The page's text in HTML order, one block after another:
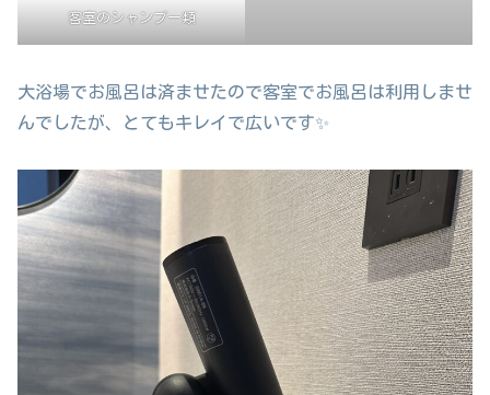
客室のシャンプー類
大浴場でお風呂は済ませたので客室でお風呂は利用しませ
んでしたが、とてもキレイで広いです✨